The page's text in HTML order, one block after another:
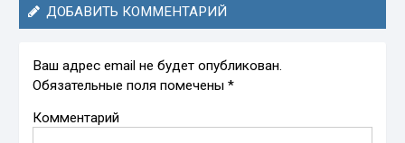
ДОБАВИТЬ КОММЕНТАРИЙ
Ваш адрес email не будет опубликован.
Обязательные поля помечены*
Комментарий